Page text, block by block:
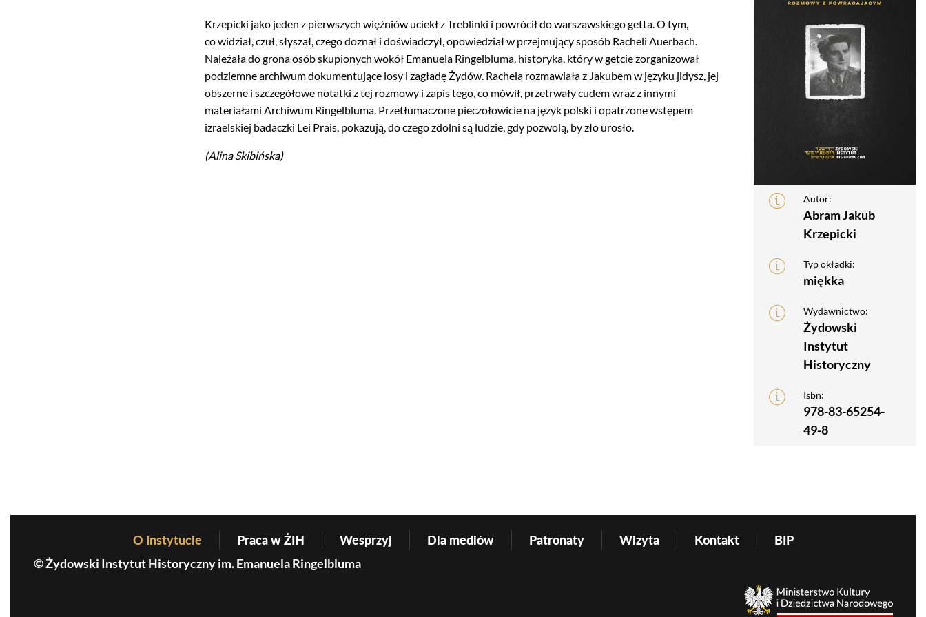
Krzepicki jako jeden z pierwszych więźniów uciekł z Treblinki i powrócił do warszawskiego getta. O tym,
co widział, czuł, słyszał, czego doznał i doświadczył, opowiedział w przejmujący sposób Racheli Auerbach.
Należała do grona osób skupionych wokół Emanuela Ringelbluma, historyka, który w getcie zorganizował
podziemne archiwum dokumentujące losy i zagładę Żydów. Rachela rozmawiała z Jakubem w języku jidysz, jej
obszerne i szczegółowe notatki z tej rozmowy i zapis tego, co mówił, przetrwały cudem wraz z innymi
materiałami Archiwum Ringelbluma. Przetłumaczone pieczołowicie na język polski i opatrzone wstępem
izraelskiej badaczki Lei Prais, pokazują, do czego zdolni są ludzie, gdy pozwolą, by zło urosło.
(Alina Skibińska)
Autor:
Abram Jakub
Krzepicki
Typ okładki:
miękka
Wydawnictwo:
Żydowski
Instytut
Historyczny
Isbn:
978-83-65254-
49-8
Before Footer Menu
O Instytucie Praca w ŻIH Wesprzyj Dla mediów Patronaty Wizyta Kontakt BIP
© Żydowski Instytut Historyczny im. Emanuela Ringelbluma